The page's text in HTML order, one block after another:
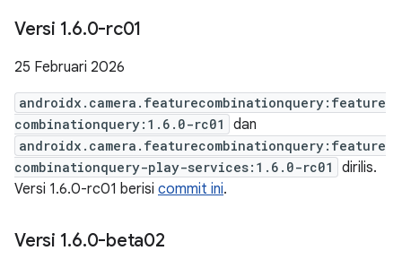
Versi 1.6.0-rc01
25 Februari 2026
androidx.camera.featurecombinationquery:feature
combinationquery:1.6.0-rc01
dan
androidx.camera.featurecombinationquery:feature
combinationquery-play-services:1.6.0-rc01
dirilis.
Versi 1.6.0-rc01 berisi commit ini.
Versi 1.6.0-beta02